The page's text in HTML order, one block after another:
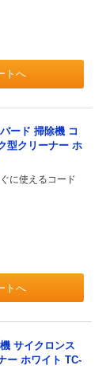
トへ
ード 掃除機 コ
型クリーナー ホ
に使えるコード
トへ
サイクロンス
ー ホワイト TC-